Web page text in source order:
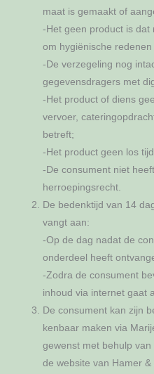
maat is gemaakt of
-Het geen product is dat
om hygiënische
-De verzegeling nog
gegevensdragers met
-Het product of diens
vervoer,
betreft;
-Het product geen los
-De consument niet
herroepingsrecht.
De bedenktijd van 14
vangt aan:
-Op de dag nadat de
onderdeel heeft
-Zodra de consument
inhoud via internet gaat
De consument kan zijn
kenbaar maken via
gewenst met behulp
de website van Hamer